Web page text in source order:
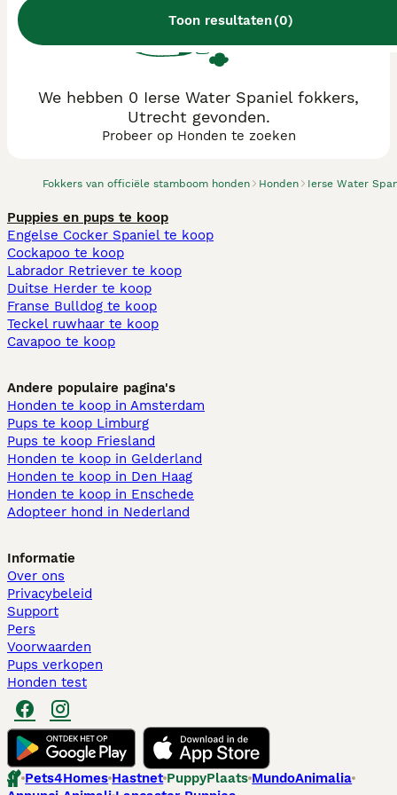
Toon resultaten(0)
Fokkers van officiële stamboom honden Honden Ierse Water
We hebben 0 Ierse Water Spaniel fokkers,
Utrecht gevonden.
Probeer op Honden te zoeken
Puppies en pups te koop
Engelse Cocker Spaniel te koop
Cockapoo te koop
Labrador Retriever te koop
Duitse Herder te koop
Franse Bulldog te koop
Teckel ruwhaar te koop
Cavapoo te koop
Andere populaire pagina's
Honden te koop in Amsterdam
Pups te koop Limburg​
Pups te koop Friesland​
Honden te koop in Gelderland
Honden te koop in Den Haag
Honden te koop in Enschede
Adopteer hond in Nederland
Informatie
Over ons
Privacybeleid
Support
Pers
Voorwaarden
Pups verkopen
Honden test
Pets4Homes Hastnet PuppyPlaats MundoAnimalia